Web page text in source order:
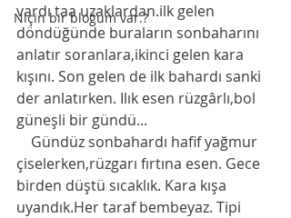
Niçin bir bloğum var.?
vardı taa uzaklardan.ilk gelen
döndüğünde buraların sonbaharını
anlatır soranlara,ikinci gelen kara
kışını. Son gelen de ilk bahardı sanki
der anlatırken. Ilık esen rüzgârlı,bol
güneşli bir gündü...
çiselerken,rüzgarı fırtına esen. Gece
birden düştü sıcaklık. Kara kışa
uyandık.Her taraf bembeyaz. Tipi